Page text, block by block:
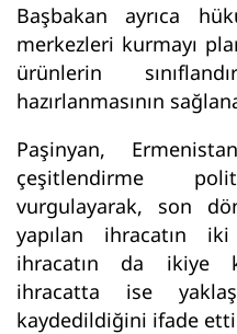
Başbakan ayrıca
merkezleri kurmayı
ürünlerin
hazırlanmasının
Paşinyan,
çeşitlendirme
vurgulayarak, son
yapılan ihracatın iki
ihracatın da ikiye
ihracatta ise
kaydedildiğini ifade